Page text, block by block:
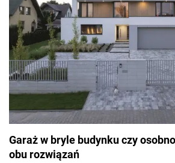
Garaż w bryle budynku czy
obu rozwiązań